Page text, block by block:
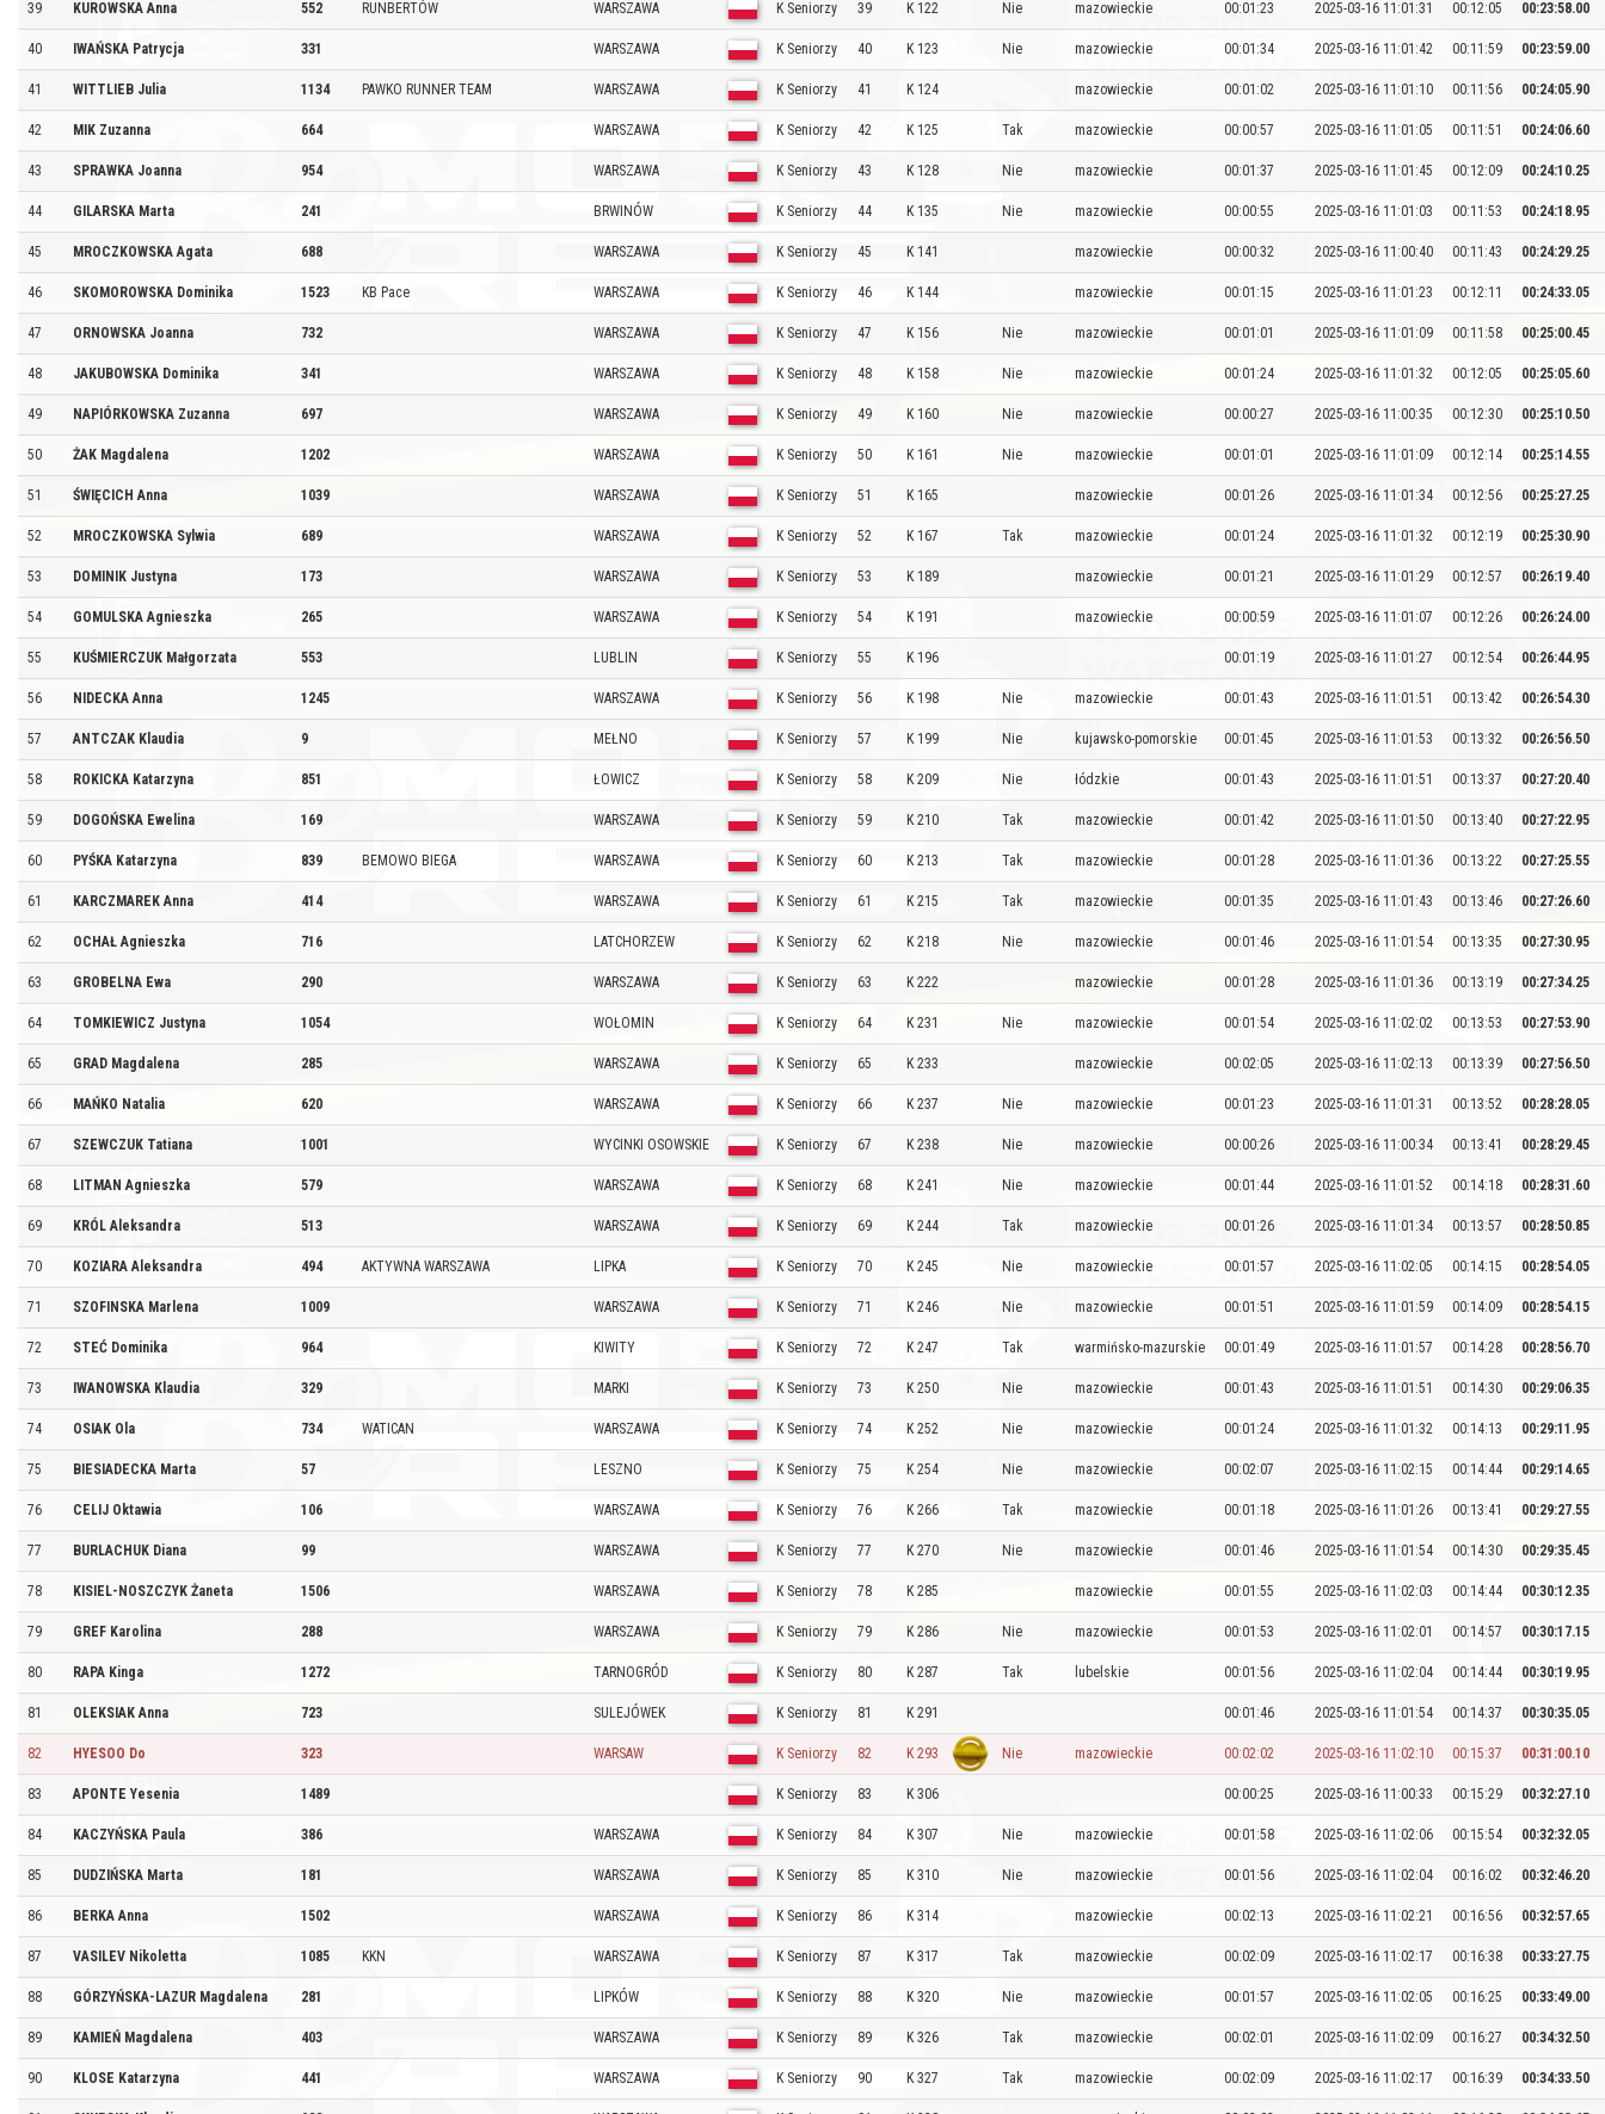
39 KUROWSKA Anna 552 RUNBERTÓW WARSZAWA K Seniorzy 39 K 122 Nie mazowieckie 00:01:23 2025-03-16 11:01:31 00:12:05 00:23:58.00
40 IWAŃSKA Patrycja 331 WARSZAWA K Seniorzy 40 K 123 Nie mazowieckie 00:01:34 2025-03-16 11:01:42 00:11:59 00:23:59.00
41 WITTLIEB Julia 1134 PAWKO RUNNER TEAM WARSZAWA K Seniorzy 41 K 124 mazowieckie 00:01:02 2025-03-16 11:01:10 00:11:56 00:24:05.90
42 MIK Zuzanna 664 WARSZAWA K Seniorzy 42 K 125 Tak mazowieckie 00:00:57 2025-03-16 11:01:05 00:11:51 00:24:06.60
43 SPRAWKA Joanna 954 WARSZAWA K Seniorzy 43 K 128 Nie mazowieckie 00:01:37 2025-03-16 11:01:45 00:12:09 00:24:10.25
44 GILARSKA Marta 241 BRWINÓW K Seniorzy 44 K 135 Nie mazowieckie 00:00:55 2025-03-16 11:01:03 00:11:53 00:24:18.95
45 MROCZKOWSKA Agata 688 WARSZAWA K Seniorzy 45 K 141 mazowieckie 00:00:32 2025-03-16 11:00:40 00:11:43 00:24:29.25
46 SKOMOROWSKA Dominika 1523 KB Pace WARSZAWA K Seniorzy 46 K 144 mazowieckie 00:01:15 2025-03-16 11:01:23 00:12:11 00:24:33.05
47 ORNOWSKA Joanna 732 WARSZAWA K Seniorzy 47 K 156 Nie mazowieckie 00:01:01 2025-03-16 11:01:09 00:11:58 00:25:00.45
48 JAKUBOWSKA Dominika 341 WARSZAWA K Seniorzy 48 K 158 Nie mazowieckie 00:01:24 2025-03-16 11:01:32 00:12:05 00:25:05.60
49 NAPIÓRKOWSKA Zuzanna 697 WARSZAWA K Seniorzy 49 K 160 Nie mazowieckie 00:00:27 2025-03-16 11:00:35 00:12:30 00:25:10.50
50 ŻAK Magdalena 1202 WARSZAWA K Seniorzy 50 K 161 Nie mazowieckie 00:01:01 2025-03-16 11:01:09 00:12:14 00:25:14.55
51 ŚWIĘCICH Anna 1039 WARSZAWA K Seniorzy 51 K 165 mazowieckie 00:01:26 2025-03-16 11:01:34 00:12:56 00:25:27.25
52 MROCZKOWSKA Sylwia 689 WARSZAWA K Seniorzy 52 K 167 Tak mazowieckie 00:01:24 2025-03-16 11:01:32 00:12:19 00:25:30.90
53 DOMINIK Justyna 173 WARSZAWA K Seniorzy 53 K 189 mazowieckie 00:01:21 2025-03-16 11:01:29 00:12:57 00:26:19.40
54 GOMULSKA Agnieszka 265 WARSZAWA K Seniorzy 54 K 191 mazowieckie 00:00:59 2025-03-16 11:01:07 00:12:26 00:26:24.00
55 KUŚMIERCZUK Małgorzata 553 LUBLIN K Seniorzy 55 K 196 00:01:19 2025-03-16 11:01:27 00:12:54 00:26:44.95
56 NIDECKA Anna 1245 WARSZAWA K Seniorzy 56 K 198 Nie mazowieckie 00:01:43 2025-03-16 11:01:51 00:13:42 00:26:54.30
57 ANTCZAK Klaudia 9 MEŁNO K Seniorzy 57 K 199 Nie kujawsko-pomorskie 00:01:45 2025-03-16 11:01:53 00:13:32 00:26:56.50
58 ROKICKA Katarzyna 851 ŁOWICZ K Seniorzy 58 K 209 Nie łódzkie 00:01:43 2025-03-16 11:01:51 00:13:37 00:27:20.40
59 DOGOŃSKA Ewelina 169 WARSZAWA K Seniorzy 59 K 210 Tak mazowieckie 00:01:42 2025-03-16 11:01:50 00:13:40 00:27:22.95
60 PYŚKA Katarzyna 839 BEMOWO BIEGA WARSZAWA K Seniorzy 60 K 213 Tak mazowieckie 00:01:28 2025-03-16 11:01:36 00:13:22 00:27:25.55
61 KARCZMAREK Anna 414 WARSZAWA K Seniorzy 61 K 215 Tak mazowieckie 00:01:35 2025-03-16 11:01:43 00:13:46 00:27:26.60
62 OCHAŁ Agnieszka 716 LATCHORZEW K Seniorzy 62 K 218 Nie mazowieckie 00:01:46 2025-03-16 11:01:54 00:13:35 00:27:30.95
63 GROBELNA Ewa 290 WARSZAWA K Seniorzy 63 K 222 mazowieckie 00:01:28 2025-03-16 11:01:36 00:13:19 00:27:34.25
64 TOMKIEWICZ Justyna 1054 WOŁOMIN K Seniorzy 64 K 231 Nie mazowieckie 00:01:54 2025-03-16 11:02:02 00:13:53 00:27:53.90
65 GRAD Magdalena 285 WARSZAWA K Seniorzy 65 K 233 mazowieckie 00:02:05 2025-03-16 11:02:13 00:13:39 00:27:56.50
66 MAŃKO Natalia 620 WARSZAWA K Seniorzy 66 K 237 Nie mazowieckie 00:01:23 2025-03-16 11:01:31 00:13:52 00:28:28.05
67 SZEWCZUK Tatiana 1001 WYCINKI OSOWSKIE K Seniorzy 67 K 238 Nie mazowieckie 00:00:26 2025-03-16 11:00:34 00:13:41 00:28:29.45
68 LITMAN Agnieszka 579 WARSZAWA K Seniorzy 68 K 241 Nie mazowieckie 00:01:44 2025-03-16 11:01:52 00:14:18 00:28:31.60
69 KRÓL Aleksandra 513 WARSZAWA K Seniorzy 69 K 244 Tak mazowieckie 00:01:26 2025-03-16 11:01:34 00:13:57 00:28:50.85
70 KOZIARA Aleksandra 494 AKTYWNA WARSZAWA LIPKA K Seniorzy 70 K 245 Nie mazowieckie 00:01:57 2025-03-16 11:02:05 00:14:15 00:28:54.05
71 SZOFINSKA Marlena 1009 WARSZAWA K Seniorzy 71 K 246 Nie mazowieckie 00:01:51 2025-03-16 11:01:59 00:14:09 00:28:54.15
72 STEĆ Dominika 964 KIWITY K Seniorzy 72 K 247 Tak warmińsko-mazurskie 00:01:49 2025-03-16 11:01:57 00:14:28 00:28:56.70
73 IWANOWSKA Klaudia 329 MARKI K Seniorzy 73 K 250 Nie mazowieckie 00:01:43 2025-03-16 11:01:51 00:14:30 00:29:06.35
74 OSIAK Ola 734 WATICAN WARSZAWA K Seniorzy 74 K 252 Nie mazowieckie 00:01:24 2025-03-16 11:01:32 00:14:13 00:29:11.95
75 BIESIADECKA Marta 57 LESZNO K Seniorzy 75 K 254 Nie mazowieckie 00:02:07 2025-03-16 11:02:15 00:14:44 00:29:14.65
76 CELIJ Oktawia 106 WARSZAWA K Seniorzy 76 K 266 Tak mazowieckie 00:01:18 2025-03-16 11:01:26 00:13:41 00:29:27.55
77 BURLACHUK Diana 99 WARSZAWA K Seniorzy 77 K 270 Nie mazowieckie 00:01:46 2025-03-16 11:01:54 00:14:30 00:29:35.45
78 KISIEL-NOSZCZYK Żaneta 1506 WARSZAWA K Seniorzy 78 K 285 mazowieckie 00:01:55 2025-03-16 11:02:03 00:14:44 00:30:12.35
79 GREF Karolina 288 WARSZAWA K Seniorzy 79 K 286 Nie mazowieckie 00:01:53 2025-03-16 11:02:01 00:14:57 00:30:17.15
80 RAPA Kinga 1272 TARNOGRÓD K Seniorzy 80 K 287 Tak lubelskie 00:01:56 2025-03-16 11:02:04 00:14:44 00:30:19.95
81 OLEKSIAK Anna 723 SULEJÓWEK K Seniorzy 81 K 291 00:01:46 2025-03-16 11:01:54 00:14:37 00:30:35.05
82 HYESOO Do 323 WARSAW K Seniorzy 82 K 293 Nie mazowieckie 00:02:02 2025-03-16 11:02:10 00:15:37 00:31:00.10
83 APONTE Yesenia 1489 K Seniorzy 83 K 306 00:00:25 2025-03-16 11:00:33 00:15:29 00:32:27.10
84 KACZYŃSKA Paula 386 WARSZAWA K Seniorzy 84 K 307 Nie mazowieckie 00:01:58 2025-03-16 11:02:06 00:15:54 00:32:32.05
85 DUDZIŃSKA Marta 181 WARSZAWA K Seniorzy 85 K 310 Nie mazowieckie 00:01:56 2025-03-16 11:02:04 00:16:02 00:32:46.20
86 BERKA Anna 1502 WARSZAWA K Seniorzy 86 K 314 mazowieckie 00:02:13 2025-03-16 11:02:21 00:16:56 00:32:57.65
87 VASILEV Nikoletta 1085 KKN WARSZAWA K Seniorzy 87 K 317 Tak mazowieckie 00:02:09 2025-03-16 11:02:17 00:16:38 00:33:27.75
88 GÓRZYŃSKA-LAZUR Magdalena 281 LIPKÓW K Seniorzy 88 K 320 Nie mazowieckie 00:01:57 2025-03-16 11:02:05 00:16:25 00:33:49.00
89 KAMIEŃ Magdalena 403 WARSZAWA K Seniorzy 89 K 326 Tak mazowieckie 00:02:01 2025-03-16 11:02:09 00:16:27 00:34:32.50
90 KLOSE Katarzyna 441 WARSZAWA K Seniorzy 90 K 327 Tak mazowieckie 00:02:09 2025-03-16 11:02:17 00:16:39 00:34:33.50